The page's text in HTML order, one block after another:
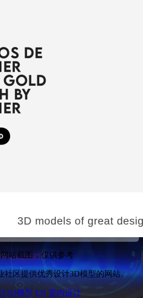
站截图，仅供参考
社区提供优秀设计3D模型的网站。
3D模型 EN 室内设计